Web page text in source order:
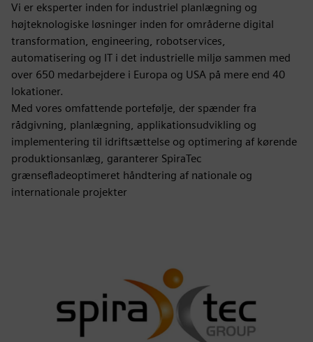
Vi er eksperter inden for industriel planlægning og
højteknologiske løsninger inden for områderne digital
transformation, engineering, robotservices,
automatisering og IT i det industrielle miljø sammen med
over 650 medarbejdere i Europa og USA på mere end 40
lokationer.
Med vores omfattende portefølje, der spænder fra
rådgivning, planlægning, applikationsudvikling og
implementering til idriftsættelse og optimering af kørende
produktionsanlæg, garanterer SpiraTec
grænsefladeoptimeret håndtering af nationale og
internationale projekter